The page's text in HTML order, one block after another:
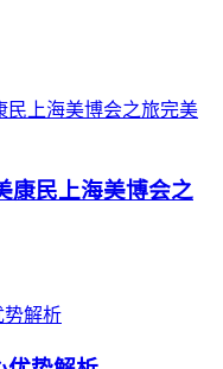
康民上海美博会之